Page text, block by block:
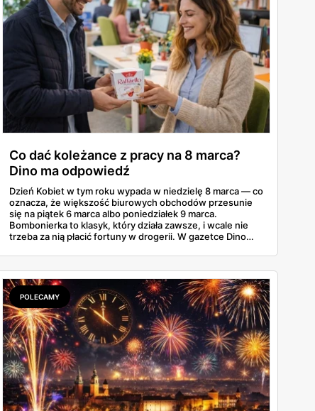
Co dać koleżance z pracy na 8 marca?
Dino ma odpowiedź
Dzień Kobiet w tym roku wypada w niedzielę 8 marca — co
oznacza, że większość biurowych obchodów przesunie
się na piątek 6 marca albo poniedziałek 9 marca.
Bombonierka to klasyk, który działa zawsze, i wcale nie
trzeba za nią płacić fortuny w drogerii. W gazetce Dino
Rocher, Lindora i kilka innych markowych propozycji w
cenach, które robią różnicę. Zdążysz spokojnie — masz
cały tydzień.
POLECAMY